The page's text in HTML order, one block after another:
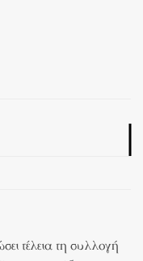
τέλεια τη συλλογή